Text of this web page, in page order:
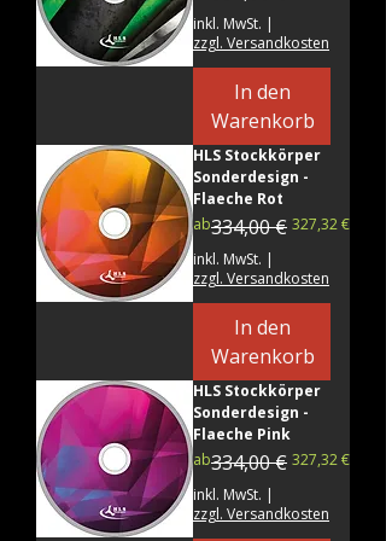
inkl. MwSt.
zzgl. Versandkosten
In den
Warenkorb
HLS Stockkörper
Sonderdesign -
Flaeche Rot
ab
Standardpreis
334,00 € 327,32 €
Sale-Preis
inkl. MwSt.
zzgl. Versandkosten
In den
Warenkorb
HLS Stockkörper
Sonderdesign -
Flaeche Pink
ab
Standardpreis
334,00 € 327,32 €
Sale-Preis
inkl. MwSt.
zzgl. Versandkosten